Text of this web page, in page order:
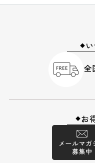
◆
全
◆お